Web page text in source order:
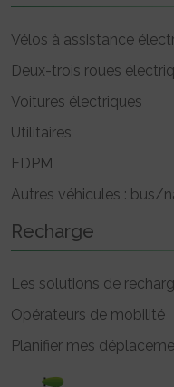
Vélos à assistance
Deux-trois roues
Voitures électriques
Utilitaires
EDPM
Autres véhicules : bus/
Recharge
Les solutions de
Opérateurs de mobilité
Planifier mes